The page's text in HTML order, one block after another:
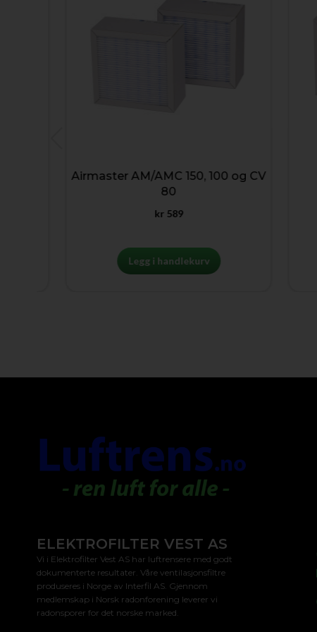
Airmaster AM/AMC 150, 100 og CV
589
Legg i handlekurv
ELEKTROFILTER VEST AS
Vi i Elektrofilter Vest AS har luftrensere med godt
dokumenterte resultater. Våre ventilasjonsfiltre
produseres i Norge av Interfil AS. Gjennom
medlemskap i Norsk radonforening leverer vi
radonsporer for det norske marked.